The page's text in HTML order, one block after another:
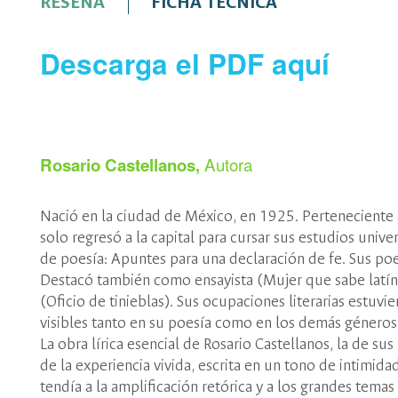
Descarga el PDF aquí
Rosario Castellanos, Autora
Nació en la ciudad de México, en 1925.
solo regresó a la capital para cursar sus estudios
de poesía: Apuntes para una declaración de fe. Sus
Destacó también como ensayista (Mujer que sabe
(Oficio de tinieblas). Sus ocupaciones literarias
visibles tanto en su poesía como en los demás
La obra lírica esencial de Rosario Castellanos, la de
de la experiencia vivida, escrita en un tono de
tendía a la amplificación retórica y a los grandes